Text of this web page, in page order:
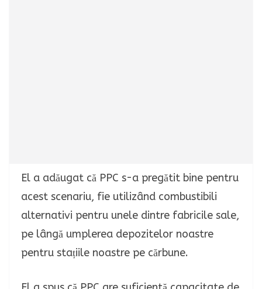
El a adăugat că PPC s-a pregătit bine pentru
acest scenariu, fie utilizând combustibili
alternativi pentru unele dintre fabricile sale,
pe lângă umplerea depozitelor noastre
pentru stațiile noastre pe cărbune.